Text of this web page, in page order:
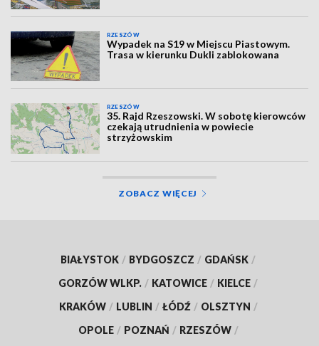
RZESZÓW
Wypadek na S19 w Miejscu Piastowym.
Trasa w kierunku Dukli zablokowana
RZESZÓW
35. Rajd Rzeszowski. W sobotę kierowców
czekają utrudnienia w powiecie
strzyżowskim
ZOBACZ WIĘCEJ
BIAŁYSTOK / BYDGOSZCZ / GDAŃSK /
GORZÓW WLKP. / KATOWICE / KIELCE /
KRAKÓW / LUBLIN / ŁÓDŹ / OLSZTYN /
OPOLE / POZNAŃ / RZESZÓW /